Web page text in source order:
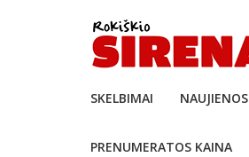
SKELBIMAI NAUJIENOS
PRENUMERATOS KAINA